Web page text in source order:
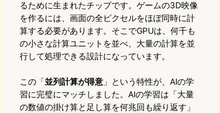
るために生まれたチップです。ゲームの3D映像
を作るには、画面の全ピクセルをほぼ同時に計
算する必要があります。そこでGPUは、何千も
の小さな計算ユニットを並べ、大量の計算を並
行して処理できる設計になっています。
この「 並列計算が得意 」という特性が、AIの学
習に完璧にマッチしました。AIの学習は「大量
の数値の掛け算と足し算を何兆回も繰り返す」